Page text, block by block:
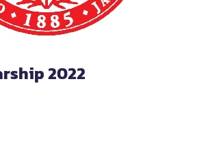
2022